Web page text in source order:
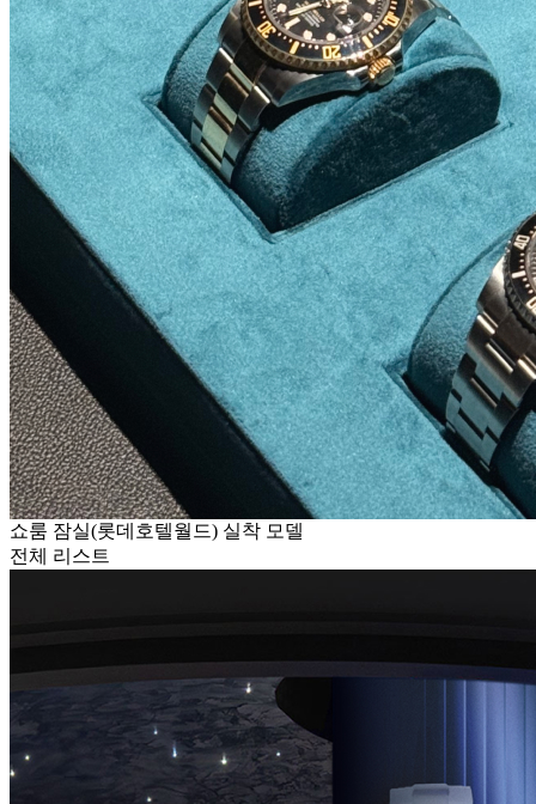
쇼룸 잠실(롯데호텔월드) 실착 모델
전체 리스트